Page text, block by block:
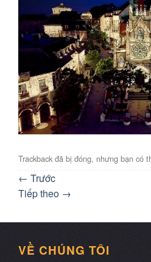
Trackback đã bị đóng, nhưng bạn có
← Trước
Tiếp theo →
VỀ CHÚNG TÔI